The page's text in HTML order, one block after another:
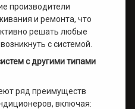
производители
и ремонта, что
решать любые
с системой.
с другими типами
ряд преимуществ
включая: